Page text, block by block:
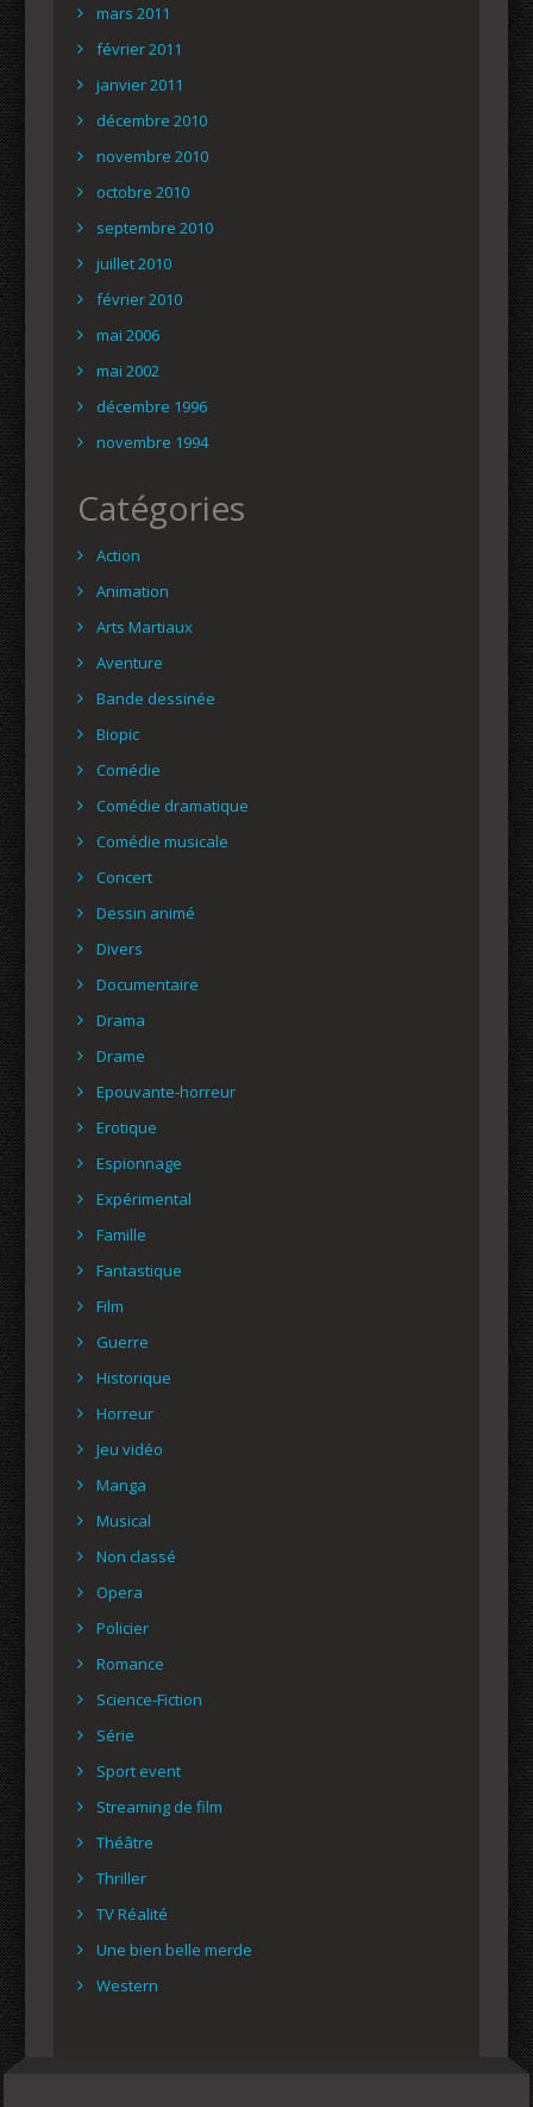
mars 2011
février 2011
janvier 2011
décembre 2010
novembre 2010
octobre 2010
septembre 2010
juillet 2010
février 2010
mai 2006
mai 2002
décembre 1996
novembre 1994
Catégories
Action
Animation
Arts Martiaux
Aventure
Bande dessinée
Biopic
Comédie
Comédie dramatique
Comédie musicale
Concert
Dessin animé
Divers
Documentaire
Drama
Drame
Epouvante-horreur
Erotique
Espionnage
Expérimental
Famille
Fantastique
Film
Guerre
Historique
Horreur
Jeu vidéo
Manga
Musical
Non classé
Opera
Policier
Romance
Science-Fiction
Série
Sport event
Streaming de film
Théâtre
Thriller
TV Réalité
Une bien belle merde
Western